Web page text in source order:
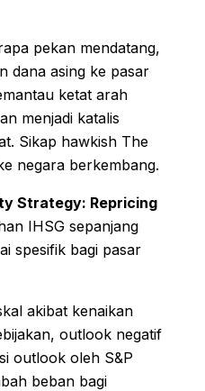
pekan mendatang,
dana asing ke pasar
ketat arah
menjadi katalis
Sikap hawkish The
negara berkembang.
Strategy: Repricing
IHSG sepanjang
spesifik bagi pasar
akibat kenaikan
outlook negatif
outlook oleh S&P
beban bagi